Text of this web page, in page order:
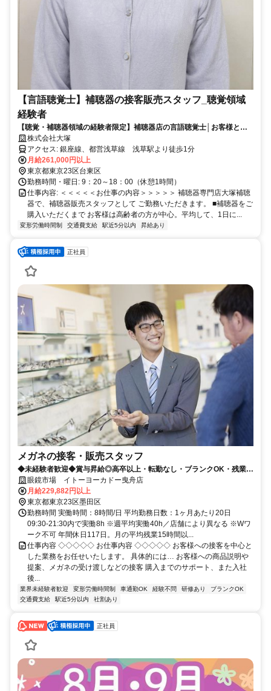
【言語聴覚士】補聴器の接客販売スタッフ_聴覚領域
経験者
【聴覚・補聴器領域の経験者限定】補聴器店の言語聴覚士│お客様と向
き合い、最適な補聴を提案
株式会社大塚
アクセス: 銀座線、都営浅草線 浅草駅より徒歩1分
月給261,000円以上
東京都東京23区台東区
勤務時間・曜日: 9：20～18：00（休憩1時間）
仕事内容: ＜＜＜＜＜お仕事の内容＞＞＞＞＞ 補聴器専門店大塚補聴
器で、補聴器販売スタッフとして ご勤務いただきます。 ■補聴器をご
購入いただくまで お客様は高齢者の方が中心。平均して、1日に...
変形労働時間制 交通費支給 駅近5分以内 昇給あり
正社員
メガネの接客・販売スタッフ
◆未経験者歓迎◆賞与昇給◎高卒以上・転勤なし・ブランクOK・残業少
なめ・業界No1！
眼鏡市場 イトーヨーカドー曳舟店
月給229,882円以上
東京都東京23区墨田区
勤務時間 実働時間：8時間/日 平均勤務日数：1ヶ月あたり20日
09:30-21:30内で実働8h ※週平均実働40h／店舗により異なる ※Wワ
ーク不可 年間休日117日。月の平均残業15時間以...
仕事内容 ◇◇◇◇◇ お仕事内容 ◇◇◇◇◇ お客様への接客を中心と
した業務をお任せいたします。 具体的には… お客様への商品説明や
提案、メガネの受け渡しなどの接客 購入までのサポート、また入社
後...
業界未経験者歓迎 変形労働時間制 車通勤OK 経験不問 研修あり
ブランクOK
交通費支給
駅近5分以内 社割あり
正社員